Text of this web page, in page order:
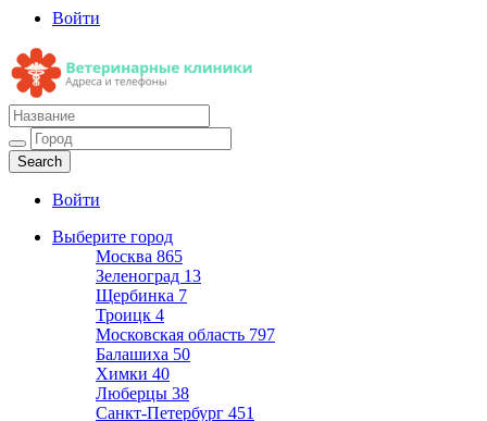
Войти
Ветеринарные клиники
Адреса и телефоны
Войти
Выберите город
Москва 865
Зеленоград 13
Щербинка 7
Троицк 4
Московская область 797
Балашиха 50
Химки 40
Люберцы 38
Санкт-Петербург 451